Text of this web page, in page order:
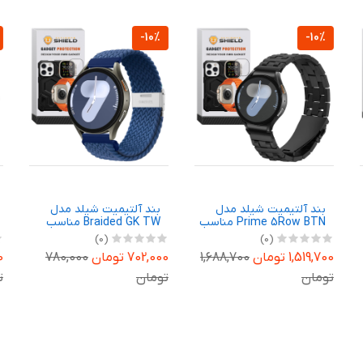
-10%
بند آلتیمیت شیلد مدل
Prime 5Row BTN مناسب
برای ساعت هوشمند
سامسونگ Galaxy Watch 7
40mm
(0)
1,519,700 تومان
1,688,700
تومان
-10%
بند آلتیمیت شیلد مدل
Braided GK TW مناسب
برای ساعت هوشمند
گلوریمی GX SPORT / GX
Race 22mm
(0)
702,000 تومان
780,000
تومان